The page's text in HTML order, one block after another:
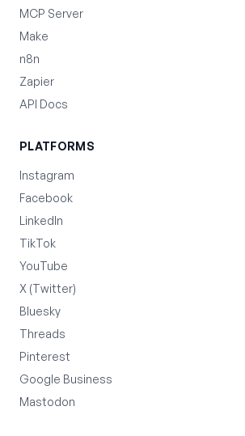
MCP Server
Make
n8n
Zapier
API Docs
PLATFORMS
Instagram
Facebook
LinkedIn
TikTok
YouTube
X (Twitter)
Bluesky
Threads
Pinterest
Google Business
Mastodon